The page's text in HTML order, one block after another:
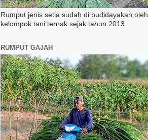
Rumput jenis setia sudah di budidayakan oleh
kelompok tani ternak sejak tahun 2013
RUMPUT GAJAH